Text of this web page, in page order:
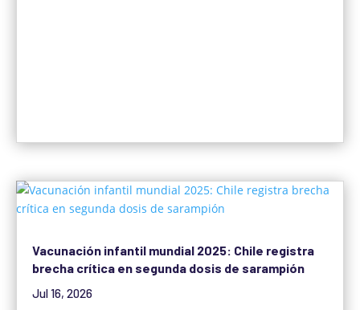
Vacunación infantil mundial 2025: Chile registra
brecha crítica en segunda dosis de sarampión
Jul 16, 2026